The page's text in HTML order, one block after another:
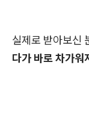
실제로 받아보신
다가 바로 차가워